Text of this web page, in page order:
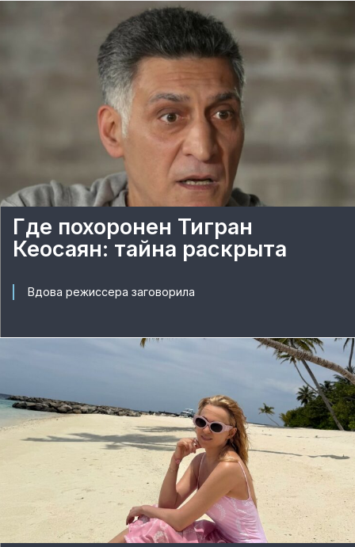
Где похоронен Тигран
Кеосаян: тайна раскрыта
Вдова режиссера заговорила